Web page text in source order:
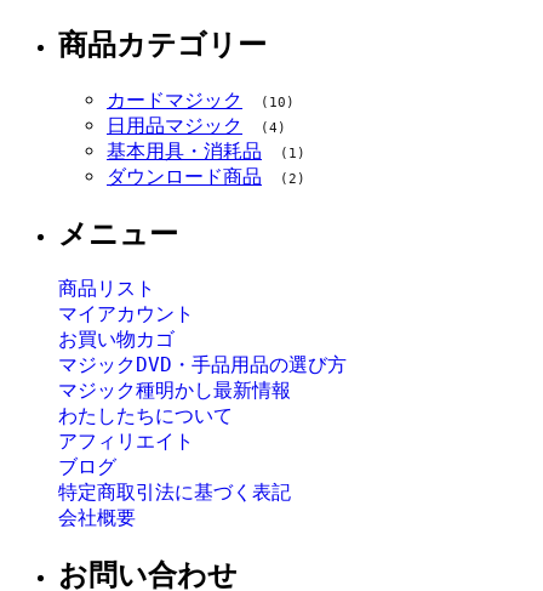
商品カテゴリー
カードマジック (10)
日用品マジック (4)
基本用具・消耗品 (1)
ダウンロード商品 (2)
メニュー
商品リスト
マイアカウント
お買い物カゴ
マジックDVD・手品用品の選び方
マジック種明かし最新情報
わたしたちについて
アフィリエイト
ブログ
特定商取引法に基づく表記
会社概要
お問い合わせ